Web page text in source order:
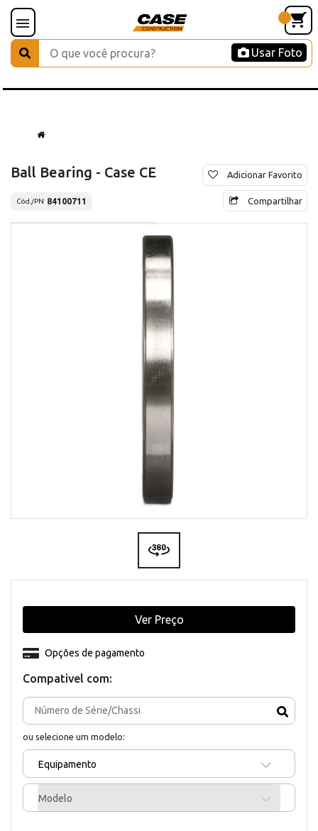
Usar Foto
Ball Bearing - Case CE
Cód./PN 84100711
Adicionar Favorito
Compartilhar
Compativel com:
ou selecione um modelo:
Equipamento
Modelo
Opções de pagamento
Ver Preço